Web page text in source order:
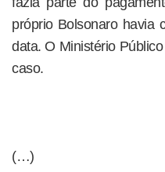
próprio Bolsonaro havia
data. O Ministério
caso.
(…)